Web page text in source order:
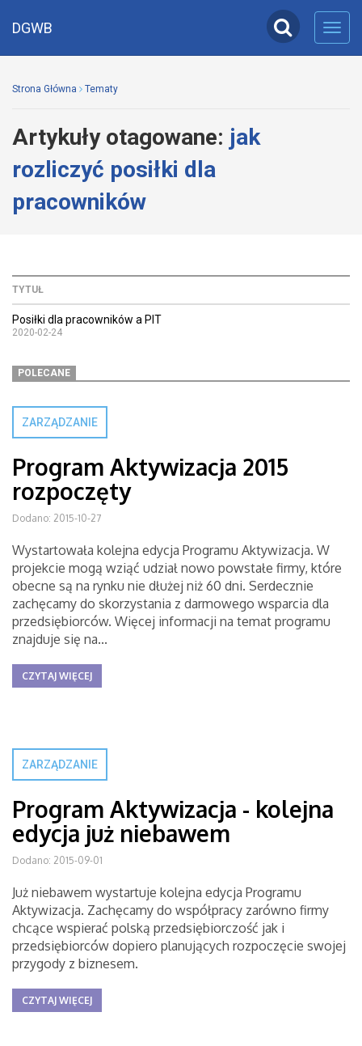
DGWB
Strona Główna Tematy
Artykuły otagowane: jak
rozliczyć posiłki dla
pracowników
TYTUŁ
Posiłki dla pracowników a PIT
2020-02-24
POLECANE
ZARZĄDZANIE
Program Aktywizacja 2015
rozpoczęty
Dodano: 2015-10-27
Wystartowała kolejna edycja Programu Aktywizacja. W
projekcie mogą wziąć udział nowo powstałe firmy, które
obecne są na rynku nie dłużej niż 60 dni. Serdecznie
zachęcamy do skorzystania z darmowego wsparcia dla
przedsiębiorców. Więcej informacji na temat programu
znajduje się na...
CZYTAJ WIĘCEJ
ZARZĄDZANIE
Program Aktywizacja - kolejna
edycja już niebawem
Dodano: 2015-09-01
Już niebawem wystartuje kolejna edycja Programu
Aktywizacja. Zachęcamy do współpracy zarówno firmy
chcące wspierać polską przedsiębiorczość jak i
przedsiębiorców dopiero planujących rozpoczęcie swojej
przygody z biznesem.
CZYTAJ WIĘCEJ